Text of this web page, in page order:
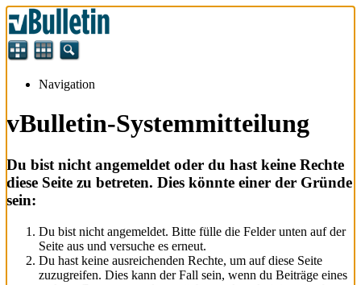
Navigation
vBulletin-Systemmitteilung
Du bist nicht angemeldet oder du hast keine Rechte
diese Seite zu betreten. Dies könnte einer der Gründe
sein:
Du bist nicht angemeldet. Bitte fülle die Felder unten auf der
Seite aus und versuche es erneut.
Du hast keine ausreichenden Rechte, um auf diese Seite
zuzugreifen. Dies kann der Fall sein, wenn du Beiträge eines